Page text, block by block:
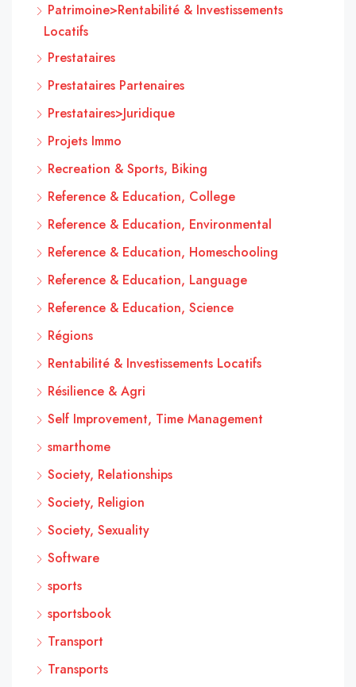
Patrimoine>Rentabilité & Investissements
Locatifs
Prestataires
Prestataires Partenaires
Prestataires>Juridique
Projets Immo
Recreation & Sports, Biking
Reference & Education, College
Reference & Education, Environmental
Reference & Education, Homeschooling
Reference & Education, Language
Reference & Education, Science
Régions
Rentabilité & Investissements Locatifs
Résilience & Agri
Self Improvement, Time Management
smarthome
Society, Relationships
Society, Religion
Society, Sexuality
Software
sports
sportsbook
Transport
Transports